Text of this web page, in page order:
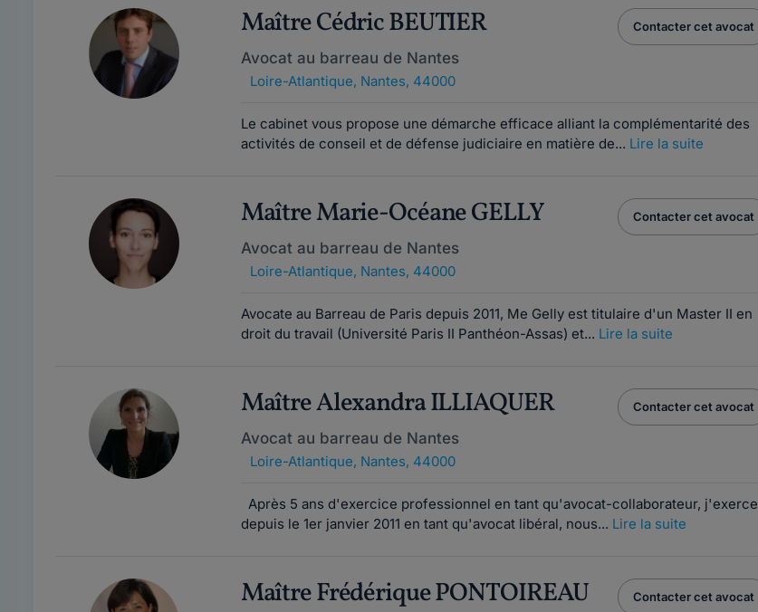
Maître Cédric BEUTIER
Avocat au barreau de Nantes
Loire-Atlantique, Nantes, 44000
Contacter cet avocat
Le cabinet vous propose une démarche efficace alliant la complémentarité des
activités de conseil et de défense judiciaire en matière de... Lire la suite
Maître Marie-Océane GELLY
Avocat au barreau de Nantes
Loire-Atlantique, Nantes, 44000
Contacter cet avocat
Avocate au Barreau de Paris depuis 2011, Me Gelly est titulaire d'un Master II en
droit du travail (Université Paris II Panthéon-Assas) et... Lire la suite
Maître Alexandra ILLIAQUER
Avocat au barreau de Nantes
Loire-Atlantique, Nantes, 44000
Contacter cet avocat
Après 5 ans d'exercice professionnel en tant qu'avocat-collaborateur, j'exerce
depuis le 1er janvier 2011 en tant qu'avocat libéral, nous... Lire la suite
Maître Frédérique PONTOIREAU Contacter cet avocat